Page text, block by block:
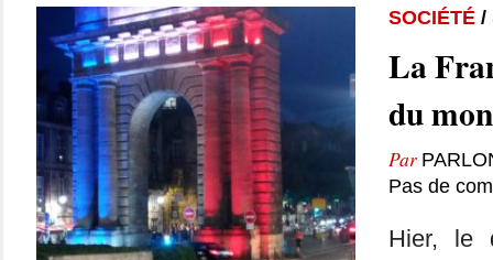
SOCIÉTÉ/
La
du
Par
Pas de
Hier, le